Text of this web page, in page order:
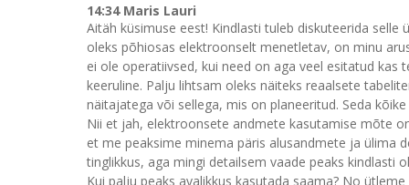
14:34 Maris Lauri
Aitäh küsimuse eest! Kindlasti tuleb diskuteerida
oleks põhiosas elektroonselt menetletav, on minu
ei ole operatiivsed, kui need on aga veel esitatud
keeruline. Palju lihtsam oleks näiteks reaalsete
näitajatega või sellega, mis on planeeritud. Seda
Nii et jah, elektroonsete andmete kasutamise mõte
et me peaksime minema päris alusandmete ja ülima
tinglikkus, aga mingi detailsem vaade peaks kindlasti
Kui palju peaks avalikkus kasutada saama? No